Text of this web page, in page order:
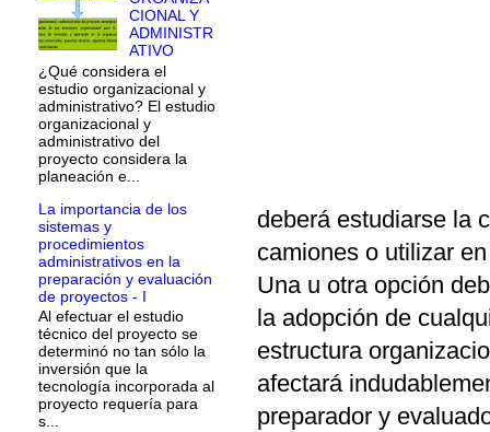
deberá estudiarse la
camiones o utilizar
Una u otra opción
la adopción de
estructura
afectará
preparador y
CIONAL Y
ADMINISTR
ATIVO
¿Qué considera el
estudio organizacional y
administrativo? El estudio
organizacional y
administrativo del
proyecto considera la
planeación e...
La importancia de los
sistemas y
procedimientos
administrativos en la
preparación y evaluación
de proyectos - I
Al efectuar el estudio
técnico del proyecto se
determinó no tan sólo la
inversión que la
tecnología incorporada al
proyecto requería para
s...